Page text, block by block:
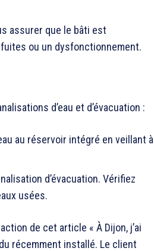
assurer que le bâti est
ou un dysfonctionnement.
d’eau et d’évacuation :
au réservoir intégré en veillant à
d’évacuation. Vérifiez
usées.
de cet article « À Dijon, j’ai
récemment installé. Le client